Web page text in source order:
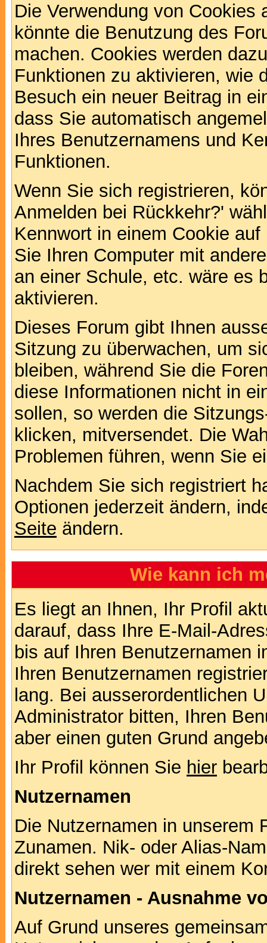
Die Verwendung von
könnte die Benutzung des
machen. Cookies werden
Funktionen zu aktivieren, wie
Besuch ein neuer Beitrag in
dass Sie automatisch
Ihres Benutzernamens und
Funktionen.
Wenn Sie sich registrieren,
Anmelden bei Rückkehr?'
Kennwort in einem Cookie
Sie Ihren Computer mit
an einer Schule, etc. wäre es
aktivieren.
Dieses Forum gibt Ihnen
Sitzung zu überwachen, um
bleiben, während Sie die
diese Informationen nicht in
sollen, so werden die
klicken, mitversendet. Die
Problemen führen, wenn Sie
Nachdem Sie sich registriert
Optionen jederzeit ändern,
Seite ändern.
Wie kann ich
Es liegt an Ihnen, Ihr Profil
darauf, dass Ihre E-Mail-
bis auf Ihren Benutzernamen
Ihren Benutzernamen
lang. Bei ausserordentlichen
Administrator bitten, Ihren
aber einen guten Grund
Ihr Profil können Sie hier
Nutzernamen
Die Nutzernamen in unserem
Zunamen. Nik- oder Alias-
direkt sehen wer mit einem
Nutzernamen - Ausnahme
Auf Grund unseres